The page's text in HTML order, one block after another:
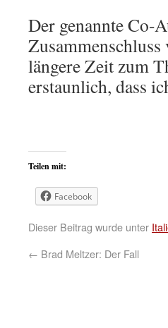
Der genannte Co-
längere Zeit zum
erstaunlich, dass
Teilen mit:
Facebook
Dieser Beitrag wurde unter
← Brad Meltzer: Der Fall